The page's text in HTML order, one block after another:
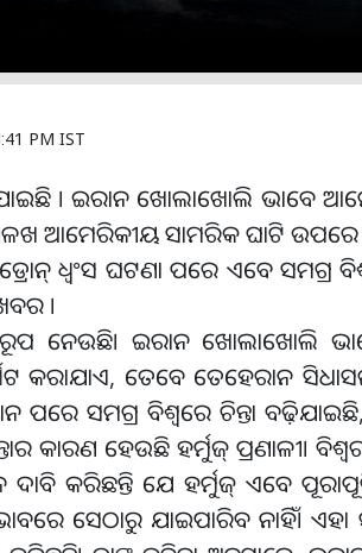
PM IST
। ଇରାନ ଖୋଲାଖୋଲି ଭାବେ
ଆମେରିକୀୟ ସାମରିକ ଘାଟି ଉପରେ
ଧ୍ୱଂସ ଘଟଣା ପରେ ଏବେ ସମଗ୍ର ବିଶ୍ୱ
।
ରୂପ ନେଉଛି। ଇରାନ ଖୋଲାଖୋଲି
କରାଯାଏ, ତେବେ ତେହେରାନ
ସମଗ୍ର ବିଶ୍ୱରେ ଚିନ୍ତା
କାରଣ ହେଉଛି ହର୍ମୁଜ୍ ପ୍ରଣାଳୀ।
ଦାବି କରିଛନ୍ତି ଯେ ହର୍ମୁଜ୍ ଏବେ
ସେଠାରୁ ଯାଇପାରିବ ନାହିଁ।